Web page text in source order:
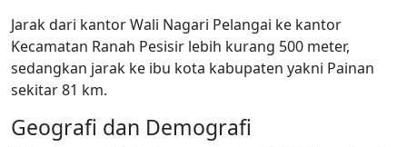
Jarak dari kantor Wali Nagari Pelangai ke kantor
Kecamatan Ranah Pesisir lebih kurang 500 meter,
sedangkan jarak ke ibu kota kabupaten yakni Painan
sekitar 81 km.
Geografi dan Demografi